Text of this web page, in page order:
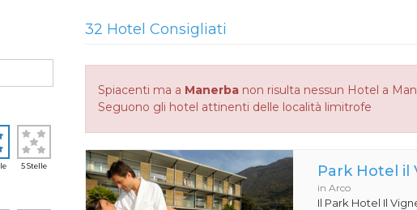
5 Stelle
32 Hotel Consigliati
Spiacenti ma a Manerbanon risulta nessun Hotel a
Seguono gli hotel attinenti delle località limitrofe
Park Hotel il
in Arco
Il Park Hotel Il